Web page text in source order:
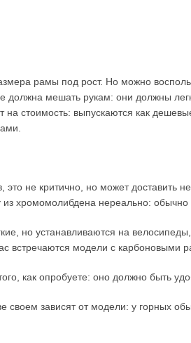
рамы под рост. Но можно
мешать рукам: они должны
на стоимость: выпускаются как
это не критично, но может
хромомолибдена нереально: обычно
но устанавливаются на велосипеды,
встречаются модели с карбоновыми
как опробуете: оно должно быть
своем зависят от модели: у горных